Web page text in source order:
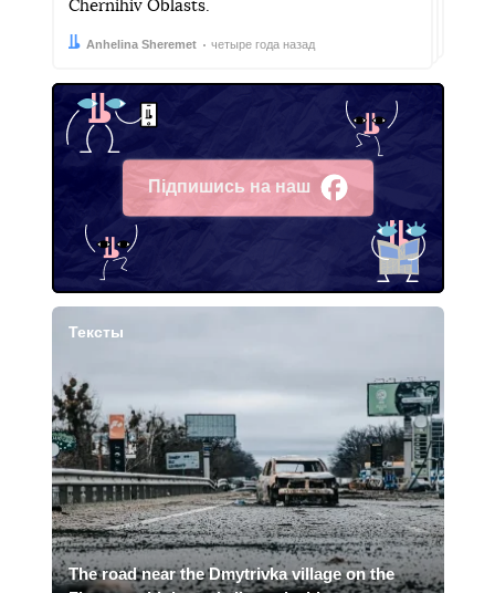
Chernihiv Oblasts.
Автор:Anhelina Sheremet
Дата: четыре года назад
Підпишись на наш
Facebook
Тексты
The road near the Dmytrivka village on the